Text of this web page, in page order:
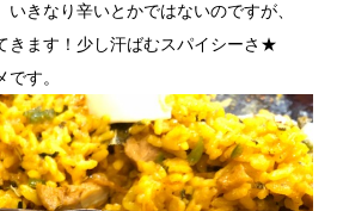
いきなり辛いとかではないのですが、
きます！少し汗ばむスパイシーさ★
す。